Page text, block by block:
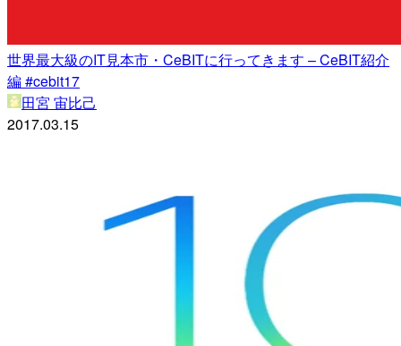
世界最大級のIT見本市・CeBITに行ってきます – CeBIT紹介
編 #cebit17
田宮 宙比己
2017.03.15